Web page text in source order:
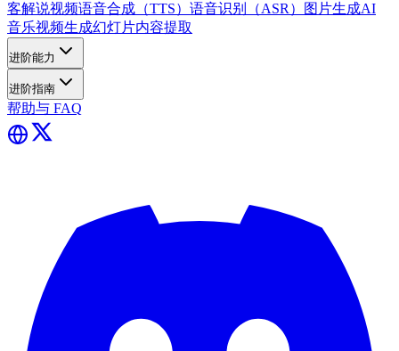
客解说视频语音合成（TTS） 语音识别（ASR） 图片生成AI
音乐视频生成幻灯片内容提取
进阶能力
进阶指南
帮助与 FAQ